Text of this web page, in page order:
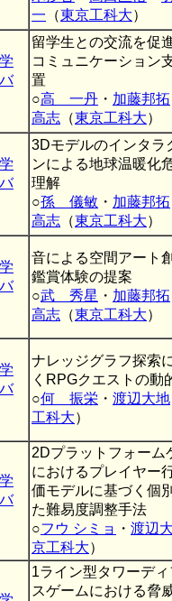
一 （東京工科大）
留学生との交流を促
コミュニケーション
置
○高 一丹 ・ 加藤邦拓
高志 （東京工科大）
3Dモデルのインタラ
ンによる地球温暖化
理解
○孫 儀敏 ・ 加藤邦拓
高志 （東京工科大）
音による空間アート
鑑賞体験の提案
○武 秀星 ・ 加藤邦拓
高志 （東京工科大）
ナレッジグラフ探索
くRPGクエストの動
○何 振栄 ・ 渡辺大地
工科大）
2Dプラットフォーム
におけるプレイヤー
価モデルに基づく個
た難易度調整手法
○フウ シミョ ・ 渡辺
京工科大）
1ライン型タワーデ
スゲームにおける脅